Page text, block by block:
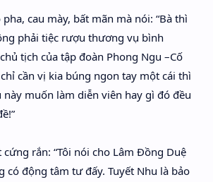
cau mày, bất mãn mà nói: “Bà thì
phải tiệc rượu thương vụ bình
tịch của tập đoàn Phong Ngu –Cố
cần vị kia búng ngon tay một cái thì
này muốn làm diễn viên hay gì đó đều
cứng rắn: “Tôi nói cho Lâm Đồng Duệ
có động tâm tư đấy. Tuyết Nhu là bảo